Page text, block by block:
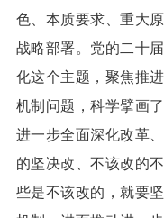
色、本质要求、重大
战略部署。党的二十
化这个主题，聚焦推
机制问题，科学擘画
进一步全面深化改革
的坚决改、不该改的
些是不该改的，就要